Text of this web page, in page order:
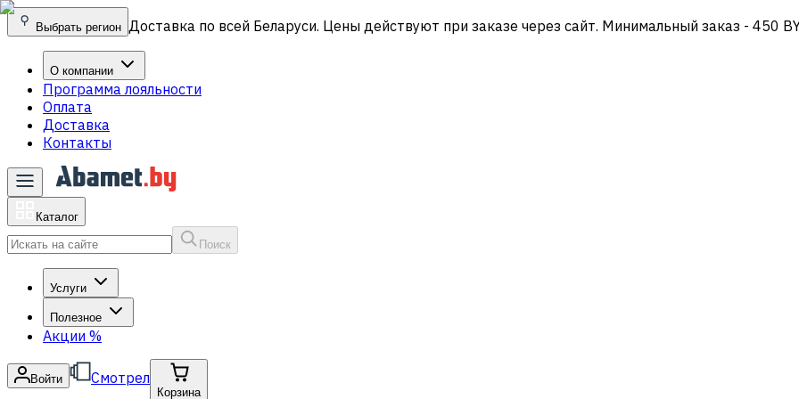
Выбрать регион Доставка по всей Беларуси. Цены действуют при заказе через сайт. Минимальный заказ - 450
О компании
Программа лояльности
Оплата
Доставка
Контакты
Каталог
Поиск
Услуги
Полезное
Акции %
Войти Смотрел
Корзина